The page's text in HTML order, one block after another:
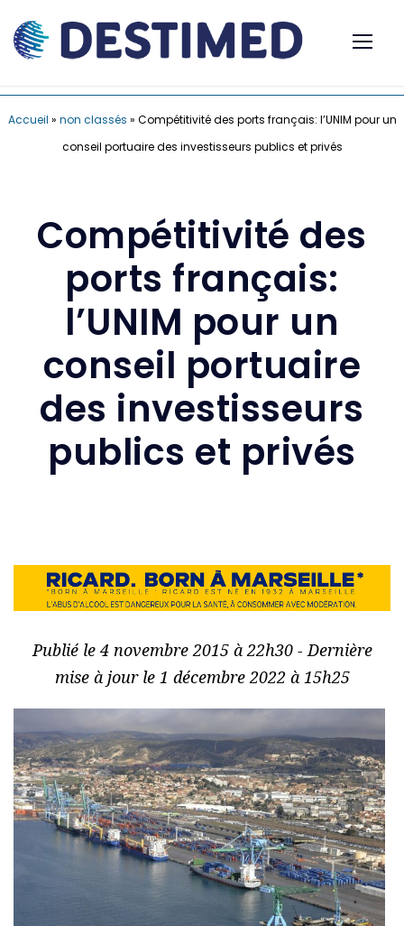
Accueil » non classés » Compétitivité des ports français: l’UNIM pour un
conseil portuaire des investisseurs publics et privés
Compétitivité des
ports français:
l’UNIM pour un
conseil portuaire
des investisseurs
publics et privés
Publié le 4 novembre 2015 à 22h30 - Dernière
mise à jour le 1 décembre 2022 à 15h25